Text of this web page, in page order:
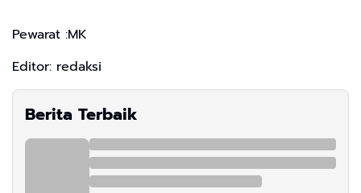
Pewarat :MK
Editor: redaksi
Berita Terbaik